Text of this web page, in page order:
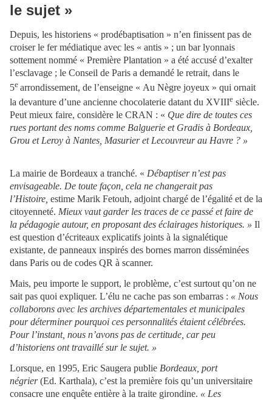
le sujet »
Depuis, les historiens « prodébaptisation » n’en finissent pas de
croiser le fer médiatique avec les « antis » ; un bar lyonnais
sottement nommé « Première Plantation » a été accusé d’exalter
l’esclavage ; le Conseil de Paris a demandé le retrait, dans le
5e arrondissement, de l’enseigne « Au Nègre joyeux » qui ornait
la devanture d’une ancienne chocolaterie datant du XVIIIe siècle.
Peut mieux faire, considère le CRAN : « Que dire de toutes ces
rues portant des noms comme Balguerie et Gradis à Bordeaux,
Grou et Leroy à Nantes, Masurier et Lecouvreur au Havre ? »
La mairie de Bordeaux a tranché. « Débaptiser n’est pas
envisageable. De toute façon, cela ne changerait pas
l’Histoire, estime Marik Fetouh, adjoint chargé de l’égalité et de la
citoyenneté. Mieux vaut garder les traces de ce passé et faire de
la pédagogie autour, en proposant des éclairages historiques. » Il
est question d’écriteaux explicatifs joints à la signalétique
existante, de panneaux inspirés des bornes marron disséminées
dans Paris ou de codes QR à scanner.
Mais, peu importe le support, le problème, c’est surtout qu’on ne
sait pas quoi expliquer. L’élu ne cache pas son embarras : « Nous
collaborons avec les archives départementales et municipales
pour déterminer pourquoi ces personnalités étaient célébrées.
Pour l’instant, nous n’avons pas de certitude, car peu
d’historiens ont travaillé sur le sujet. »
Lorsque, en 1995, Eric Saugera publie Bordeaux, port
négrier(Ed. Karthala), c’est la première fois qu’un universitaire
consacre une enquête entière à la traite girondine. « Les